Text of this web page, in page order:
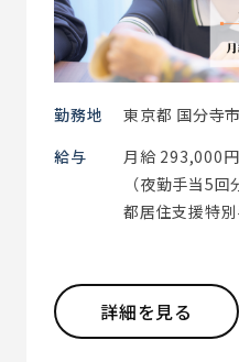
勤務地
東京都 国分寺市
給与
月給 293,000
（夜勤手当5
都居住支援特別
詳細を見る